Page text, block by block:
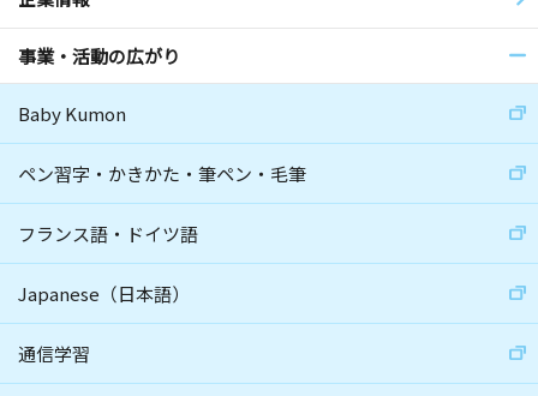
事業・活動の広がり
Baby Kumon
ペン習字・かきかた・筆ペン・毛筆
フランス語・ドイツ語
Japanese（日本語）
通信学習